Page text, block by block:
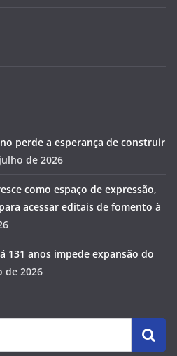
perde a esperança de construir
de 2026
como espaço de expressão,
acessar editais de fomento à
131 anos impede expansão do
de 2026